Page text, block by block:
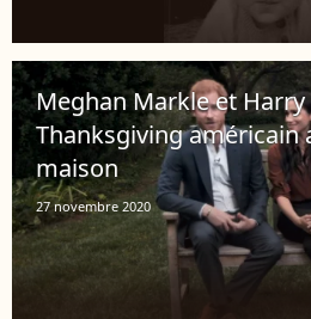
Meghan Markle et
Thanksgiving américain
maison
27 novembre 2020